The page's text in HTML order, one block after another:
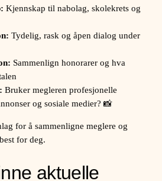
Kjennskap til nabolag, skolekrets og
Tydelig, rask og åpen dialog under
Sammenlign honorarer og hva
Bruker megleren profesjonelle
og sosiale medier? 📸
for å sammenligne meglere og
for deg.
aktuelle